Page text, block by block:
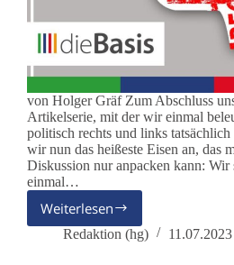
von Holger Gräf Zum Abschluss
Artikelserie, mit der wir einmal
politisch rechts und links tatsächlich
wir nun das heißeste Eisen an, das
Diskussion nur anpacken kann: Wir
einmal…
Weiterlesen
Wie
die
Redaktion (hg) 11.07.2023